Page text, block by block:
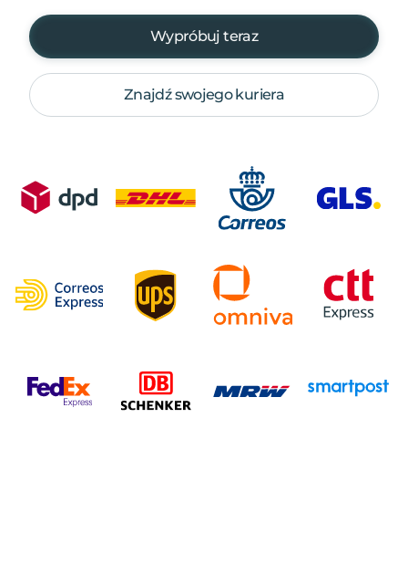
Wypróbuj teraz
Znajdź swojego kuriera